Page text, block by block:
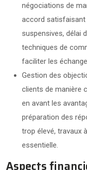
négociations de
accord satisfaisant
suspensives, délai
techniques de
faciliter les
Gestion des
clients de manière
en avant les
préparation des
trop élevé, travaux
essentielle.
Aspects